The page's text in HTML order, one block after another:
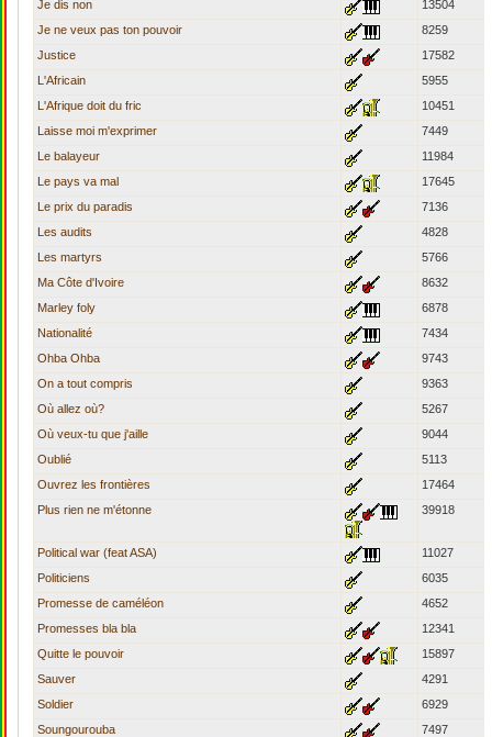
Je dis non
13504
Je ne veux pas ton pouvoir
8259
Justice
17582
L'Africain
5955
L'Afrique doit du fric
10451
Laisse moi m'exprimer
7449
Le balayeur
11984
Le pays va mal
17645
Le prix du paradis
7136
Les audits
4828
Les martyrs
5766
Ma Côte d'Ivoire
8632
Marley foly
6878
Nationalité
7434
Ohba Ohba
9743
On a tout compris
9363
Où allez où?
5267
Où veux-tu que j'aille
9044
Oublié
5113
Ouvrez les frontières
17464
Plus rien ne m'étonne
39918
Political war (feat ASA)
11027
Politiciens
6035
Promesse de caméléon
4652
Promesses bla bla
12341
Quitte le pouvoir
15897
Sauver
4291
Soldier
6929
Soungourouba
7497